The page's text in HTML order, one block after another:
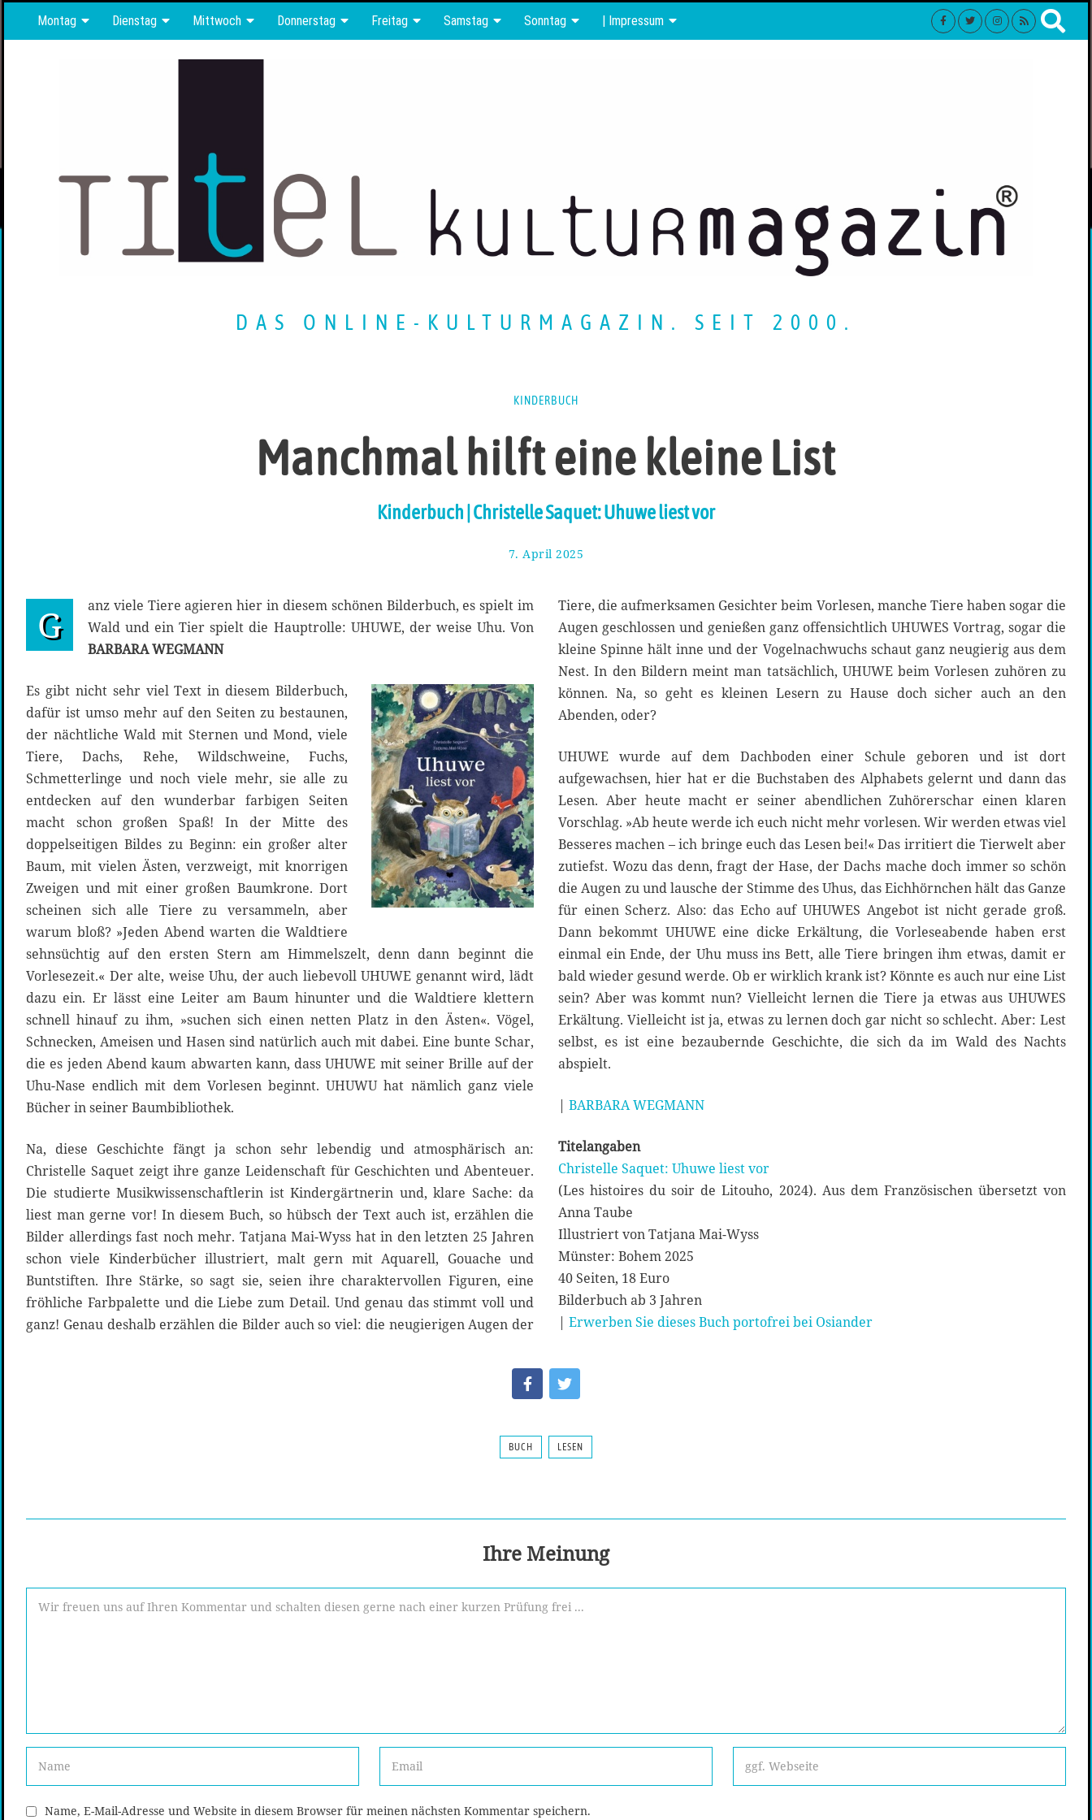
Montag Dienstag Mittwoch Donnerstag Freitag Samstag Sonntag | Impressum
DAS ONLINE-KULTURMAGAZIN. SEIT 2000.
KINDERBUCH
Manchmal hilft eine kleine List
Kinderbuch | Christelle Saquet: Uhuwe liest vor
7. April 2025
A
r
i
l
0
2
G
anz viele Tiere agieren hier in diesem schönen Bilderbuch, es spielt im
Wald und ein Tier spielt die Hauptrolle: UHUWE, der weise Uhu. Von
BARBARA WEGMANN
Es gibt nicht sehr viel Text in diesem Bilderbuch,
dafür ist umso mehr auf den Seiten zu bestaunen,
der nächtliche Wald mit Sternen und Mond, viele
Tiere, Dachs, Rehe, Wildschweine, Fuchs,
Schmetterlinge und noch viele mehr, sie alle zu
entdecken auf den wunderbar farbigen Seiten
macht schon großen Spaß! In der Mitte des
doppelseitigen Bildes zu Beginn: ein großer alter
Baum, mit vielen Ästen, verzweigt, mit knorrigen
Zweigen und mit einer großen Baumkrone. Dort
scheinen sich alle Tiere zu versammeln, aber
warum bloß? »Jeden Abend warten die Waldtiere
sehnsüchtig auf den ersten Stern am Himmelszelt, denn dann beginnt die
Vorlesezeit.« Der alte, weise Uhu, der auch liebevoll UHUWE genannt wird, lädt
dazu ein. Er lässt eine Leiter am Baum hinunter und die Waldtiere klettern
schnell hinauf zu ihm, »suchen sich einen netten Platz in den Ästen«. Vögel,
Schnecken, Ameisen und Hasen sind natürlich auch mit dabei. Eine bunte Schar,
die es jeden Abend kaum abwarten kann, dass UHUWE mit seiner Brille auf der
Uhu-Nase endlich mit dem Vorlesen beginnt. UHUWU hat nämlich ganz viele
Bücher in seiner Baumbibliothek.
Na, diese Geschichte fängt ja schon sehr lebendig und atmosphärisch an:
Christelle Saquet zeigt ihre ganze Leidenschaft für Geschichten und Abenteuer.
Die studierte Musikwissenschaftlerin ist Kindergärtnerin und, klare Sache: da
liest man gerne vor! In diesem Buch, so hübsch der Text auch ist, erzählen die
Bilder allerdings fast noch mehr. Tatjana Mai-Wyss hat in den letzten 25 Jahren
schon viele Kinderbücher illustriert, malt gern mit Aquarell, Gouache und
Buntstiften. Ihre Stärke, so sagt sie, seien ihre charaktervollen Figuren, eine
fröhliche Farbpalette und die Liebe zum Detail. Und genau das stimmt voll und
ganz! Genau deshalb erzählen die Bilder auch so viel: die neugierigen Augen der
Tiere, die aufmerksamen Gesichter beim Vorlesen, manche Tiere haben sogar die
Augen geschlossen und genießen ganz offensichtlich UHUWES Vortrag, sogar die
kleine Spinne hält inne und der Vogelnachwuchs schaut ganz neugierig aus dem
Nest. In den Bildern meint man tatsächlich, UHUWE beim Vorlesen zuhören zu
können. Na, so geht es kleinen Lesern zu Hause doch sicher auch an den
Abenden, oder?
UHUWE wurde auf dem Dachboden einer Schule geboren und ist dort
aufgewachsen, hier hat er die Buchstaben des Alphabets gelernt und dann das
Lesen. Aber heute macht er seiner abendlichen Zuhörerschar einen klaren
Vorschlag. »Ab heute werde ich euch nicht mehr vorlesen. Wir werden etwas viel
Besseres machen – ich bringe euch das Lesen bei!« Das irritiert die Tierwelt aber
zutiefst. Wozu das denn, fragt der Hase, der Dachs mache doch immer so schön
die Augen zu und lausche der Stimme des Uhus, das Eichhörnchen hält das Ganze
für einen Scherz. Also: das Echo auf UHUWES Angebot ist nicht gerade groß.
Dann bekommt UHUWE eine dicke Erkältung, die Vorleseabende haben erst
einmal ein Ende, der Uhu muss ins Bett, alle Tiere bringen ihm etwas, damit er
bald wieder gesund werde. Ob er wirklich krank ist? Könnte es auch nur eine List
sein? Aber was kommt nun? Vielleicht lernen die Tiere ja etwas aus UHUWES
Erkältung. Vielleicht ist ja, etwas zu lernen doch gar nicht so schlecht. Aber: Lest
selbst, es ist eine bezaubernde Geschichte, die sich da im Wald des Nachts
abspielt.
| BARBARA WEGMANN
Titelangaben
Christelle Saquet: Uhuwe liest vor
(Les histoires du soir de Litouho, 2024). Aus dem Französischen übersetzt von
Anna Taube
Illustriert von Tatjana Mai-Wyss
Münster: Bohem 2025
40 Seiten, 18 Euro
Bilderbuch ab 3 Jahren
| Erwerben Sie dieses Buch portofrei bei Osiander
BUCH LESEN
Ihre Meinung
Name, E-Mail-Adresse und Website in diesem Browser für meinen nächsten Kommentar speichern.